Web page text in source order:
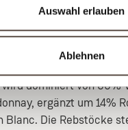
Auswahl erlauben
Ablehnen
zu Hummer oder
Ingwer und Zitrus
wird dominiert von 60%
ergänzt um 14%
Blanc. Die Rebstöcke